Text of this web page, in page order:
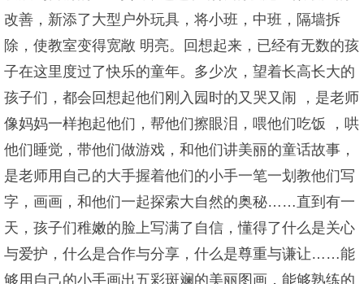
改善，新添了大型户外玩具，将小班，中班，隔墙拆
除，使教室变得宽敞 明亮。回想起来，已经有无数的孩
子在这里度过了快乐的童年。多少次，望着长高长大的
孩子们，都会回想起他们刚入园时的又哭又闹 ，是老师
像妈妈一样抱起他们，帮他们擦眼泪，喂他们吃饭 ，哄
他们睡觉，带他们做游戏，和他们讲美丽的童话故事，
是老师用自己的大手握着他们的小手一笔一划教他们写
字，画画，和他们一起探索大自然的奥秘……直到有一
天，孩子们稚嫩的脸上写满了自信，懂得了什么是关心
与爱护，什么是合作与分享，什么是尊重与谦让……能
够用自己的小手画出五彩斑斓的美丽图画，能够熟练的